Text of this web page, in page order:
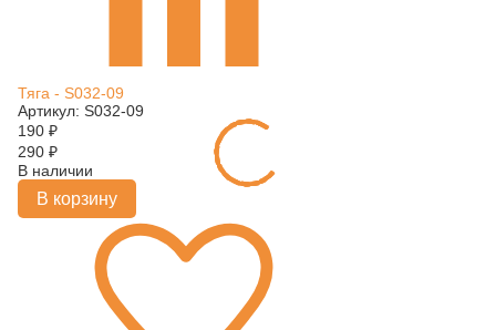
Тяга - S032-09
Артикул: S032-09
190 ₽
290 ₽
В наличии
В корзину